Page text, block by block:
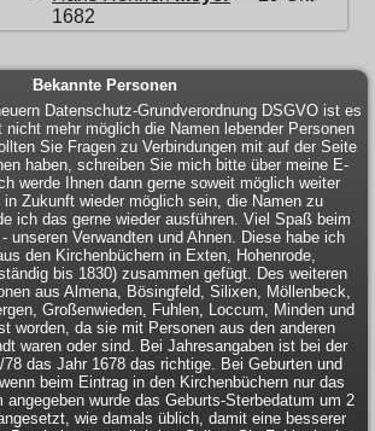
1682
Bekannte Personen
Datenschutz-Grundverordnung DSGVO ist es
nicht mehr möglich die Namen lebender Personen
Sie Fragen zu Verbindungen mit auf der Seite
haben, schreiben Sie mich bitte über meine E-
werde Ihnen dann gerne soweit möglich weiter
in Zukunft wieder möglich sein, die Namen zu
ich das gerne wieder ausführen. Viel Spaß beim
unseren Verwandten und Ahnen. Diese habe ich
den Kirchenbüchern in Exten, Hohenrode,
bis 1830) zusammen gefügt. Des weiteren
aus Almena, Bösingfeld, Silixen, Möllenbeck,
Großenwieden, Fuhlen, Loccum, Minden und
worden, da sie mit Personen aus den anderen
waren oder sind. Bei Jahresangaben ist bei der
das Jahr 1678 das richtige. Bei Geburten und
beim Eintrag in den Kirchenbüchern nur das
angegeben wurde das Geburts-Sterbedatum um 2
wie damals üblich, damit eine besserer